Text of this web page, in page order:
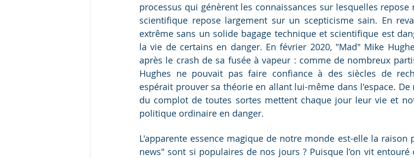
processus qui génèrent les connaissances sur lesquelles
scientifique repose largement sur un scepticisme sain. En
extrême sans un solide bagage technique et scientifique est
la vie de certains en danger. En février 2020, "Mad" Mike
après le crash de sa fusée à vapeur : comme de nombreux
Hughes ne pouvait pas faire confiance à des siècles de
espérait prouver sa théorie en allant lui-même dans l'espace.
du complot de toutes sortes mettent chaque jour leur vie et
politique ordinaire en danger.
L'apparente essence magique de notre monde est-elle la raison
news" sont si populaires de nos jours ? Puisque l’on vit